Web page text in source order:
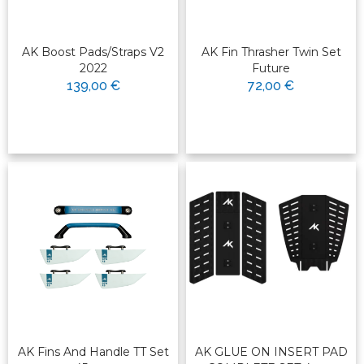
AK Boost Pads/Straps V2
2022
139,00 €
AK Fin Thrasher Twin Set
Future
72,00 €
AK Fins And Handle TT Set
AK GLUE ON INSERT PAD